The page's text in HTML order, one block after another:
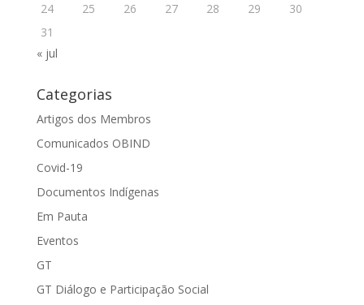
24
25 26 27 28 29
30
31
« jul
Categorias
Artigos dos Membros
Comunicados OBIND
Covid-19
Documentos Indígenas
Em Pauta
Eventos
GT
GT Diálogo e Participação Social